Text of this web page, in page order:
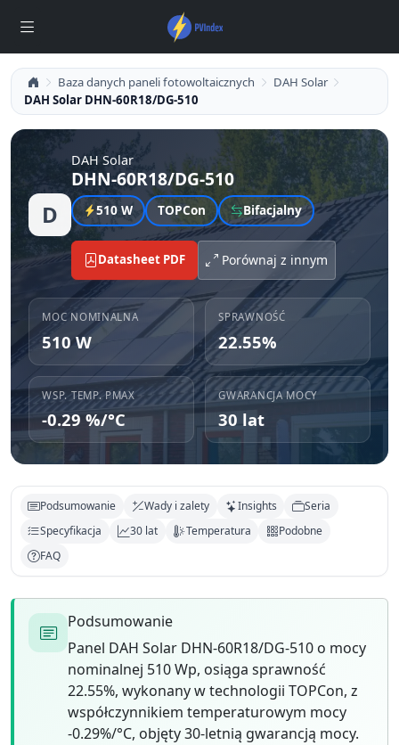
Baza danych paneli fotowoltaicznych
DAH Solar
DAH Solar DHN-60R18/DG-510
D
DAH Solar
DHN-60R18/DG-510
510 W TOPCon Bifacjalny
Datasheet PDF Porównaj z innym
MOC NOMINALNA
510 W
SPRAWNOŚĆ
22.55%
WSP. TEMP. PMAX
-0.29 %/°C
GWARANCJA MOCY
30 lat
Podsumowanie Wady i zalety Insights
Seria
Specyfikacja
30 lat Temperatura
Podobne
FAQ
Podsumowanie
Panel DAH Solar DHN-60R18/DG-510 o mocy
nominalnej 510 Wp, osiąga sprawność
22.55%, wykonany w technologii TOPCon, z
współczynnikiem temperaturowym mocy
-0.29%/°C, objęty 30-letnią gwarancją mocy.